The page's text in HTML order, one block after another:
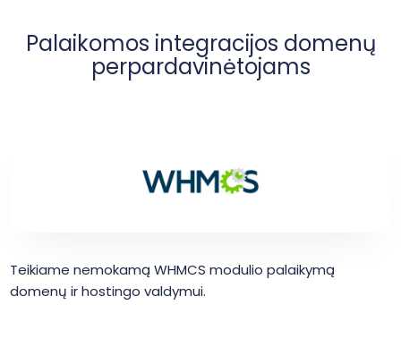
Palaikomos integracijos domenų
perpardavinėtojams
Teikiame nemokamą WHMCS modulio palaikymą
domenų ir hostingo valdymui.